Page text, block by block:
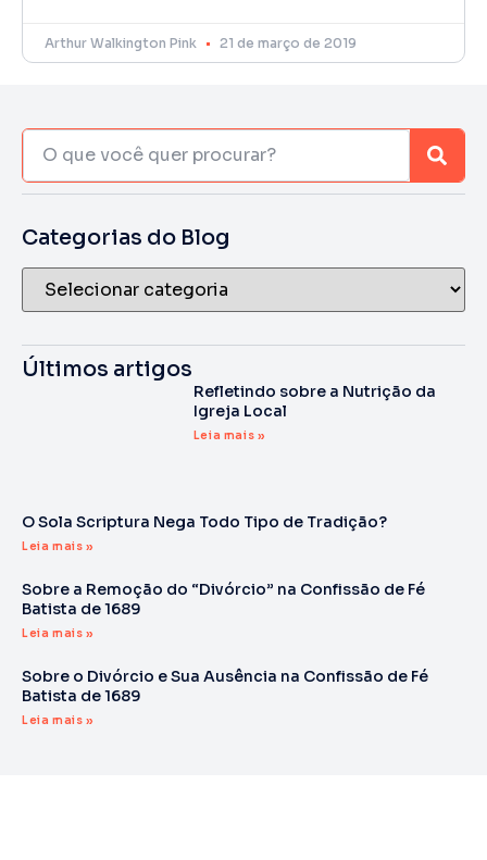
Arthur Walkington Pink 21 de março de 2019
Categorias do Blog
Últimos artigos
Refletindo sobre a Nutrição da
Igreja Local
Leia mais »
O Sola Scriptura Nega Todo Tipo de Tradição?
Leia mais »
Sobre a Remoção do “Divórcio” na Confissão de Fé
Batista de 1689
Leia mais »
Sobre o Divórcio e Sua Ausência na Confissão de Fé
Batista de 1689
Leia mais »